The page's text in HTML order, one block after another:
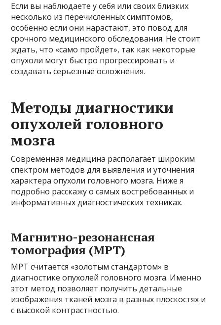
Если вы наблюдаете у себя или своих близких
несколько из перечисленных симптомов,
особенно если они нарастают, это повод для
срочного медицинского обследования. Не стоит
ждать, что «само пройдет», так как некоторые
опухоли могут быстро прогрессировать и
создавать серьезные осложнения.
Методы диагностики
опухолей головного
мозга
Современная медицина располагает широким
спектром методов для выявления и уточнения
характера опухоли головного мозга. Ниже я
подробно расскажу о самых востребованных и
информативных диагностических техниках.
Магнитно-резонансная
томография (МРТ)
МРТ считается «золотым стандартом» в
диагностике опухолей головного мозга. Именно
этот метод позволяет получить детальные
изображения тканей мозга в разных плоскостях и
с высокой контрастностью.